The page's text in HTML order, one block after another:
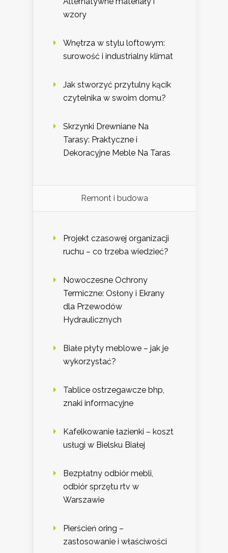
wzory
Wnętrza w stylu loftowym:
surowość i industrialny klimat
Jak stworzyć przytulny kącik
czytelnika w swoim domu?
Skrzynki Drewniane Na
Tarasy: Praktyczne i
Dekoracyjne Meble Na Taras
Remont i budowa
Projekt czasowej organizacji
ruchu – co trzeba wiedzieć?
Nowoczesne Ochrony
Termiczne: Osłony i Ekrany
dla Przewodów
Hydraulicznych
Białe płyty meblowe – jak je
wykorzystać?
Tablice ostrzegawcze bhp,
znaki informacyjne
Kafelkowanie łazienki – koszt
usługi w Bielsku Białej
Bezpłatny odbiór mebli,
odbiór sprzętu rtv w
Warszawie
Pierścień oring –
zastosowanie i właściwości